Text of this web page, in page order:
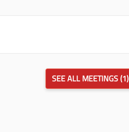
SEE ALL MEETINGS (1)